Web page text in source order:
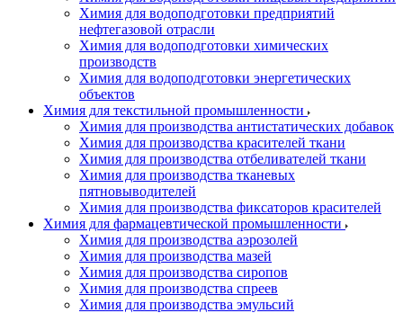
Химия для водоподготовки предприятий
нефтегазовой отрасли
Химия для водоподготовки химических
производств
Химия для водоподготовки энергетических
объектов
Химия для текстильной промышленности
Химия для производства антистатических добавок
Химия для производства красителей ткани
Химия для производства отбеливателей ткани
Химия для производства тканевых
пятновыводителей
Химия для производства фиксаторов красителей
Химия для фармацевтической промышленности
Химия для производства аэрозолей
Химия для производства мазей
Химия для производства сиропов
Химия для производства спреев
Химия для производства эмульсий